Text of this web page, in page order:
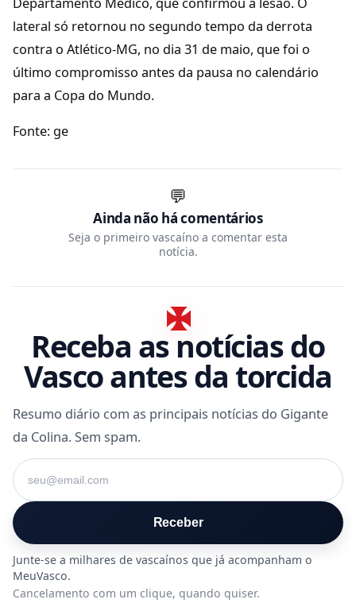
lateral só retornou no segundo tempo da derrota
contra o Atlético-MG, no dia 31 de maio, que foi o
último compromisso antes da pausa no calendário
para a Copa do Mundo.
Fonte: ge
💬
Ainda não há comentários
Seja o primeiro vascaíno a comentar esta
notícia.
Receba as notícias do
Vasco antes da torcida
Resumo diário com as principais notícias do Gigante
da Colina. Sem spam.
Seu e-mail
Receber
Cancelamento com um clique, quando quiser.